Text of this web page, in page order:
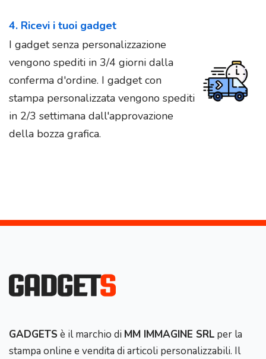
4. Ricevi i tuoi gadget
I gadget senza personalizzazione
vengono spediti in 3/4 giorni dalla
conferma d'ordine. I gadget con
stampa personalizzata vengono spediti
in 2/3 settimana dall'approvazione
della bozza grafica.
GADGETS è il marchio di MM IMMAGINE SRL per la
stampa online e vendita di articoli personalizzabili. Il